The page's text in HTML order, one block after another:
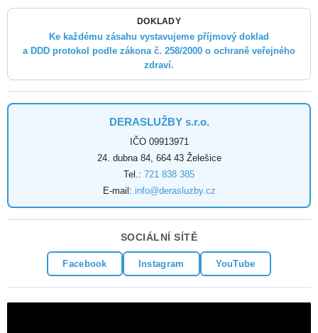
DOKLADY
Ke každému zásahu vystavujeme příjmový doklad
a DDD protokol podle zákona č. 258/2000 o ochraně veřejného
zdraví.
DERASLUŽBY s.r.o.
IČO 09913971
24. dubna 84, 664 43 Želešice
Tel.: 721 838 385
E-mail: info@derasluzby.cz
SOCIÁLNÍ SÍTĚ
Facebook Instagram YouTube